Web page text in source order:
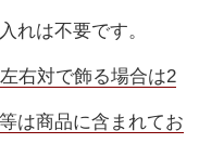
れは不要です。
右対で飾る場合は2
は商品に含まれてお